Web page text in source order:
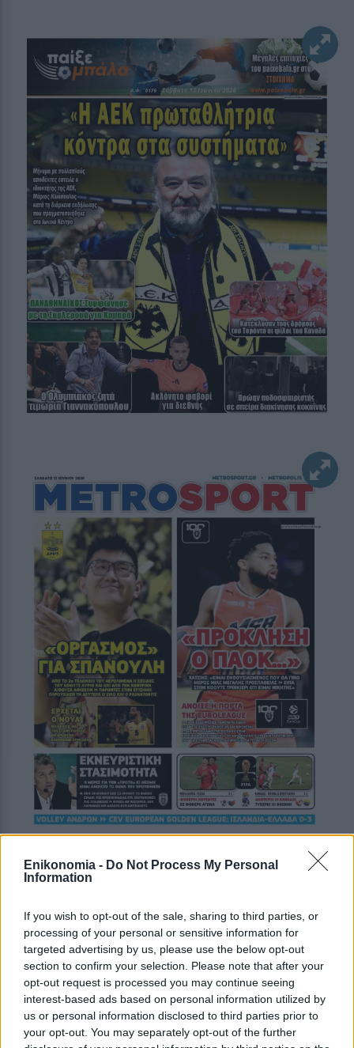
Enikonomia - Do Not Process My Personal
Information
If you wish to opt-out of the sale, sharing to third parties, or
processing of your personal or sensitive information for
targeted advertising by us, please use the below opt-out
section to confirm your selection. Please note that after your
opt-out request is processed you may continue seeing
interest-based ads based on personal information utilized by
us or personal information disclosed to third parties prior to
your opt-out. You may separately opt-out of the further